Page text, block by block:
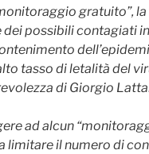
gratuito”,
possibili contagiati
tasso di letalità del
di Giorgio
ad alcun
limitare il numero di